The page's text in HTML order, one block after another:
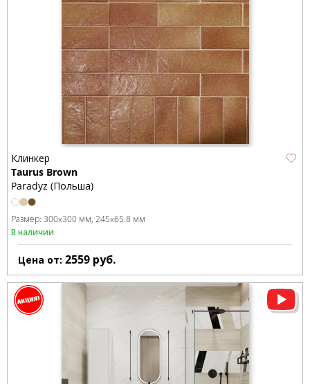
Клинкер
Taurus Brown
Paradyz (Польша)
Размер: 300x300 мм 245x65.8 мм
В наличии
Цена от: 2559 руб.